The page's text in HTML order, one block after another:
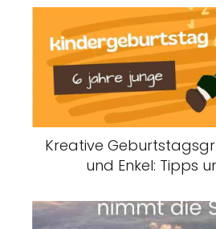
Kreative
und Enkel: Tipps